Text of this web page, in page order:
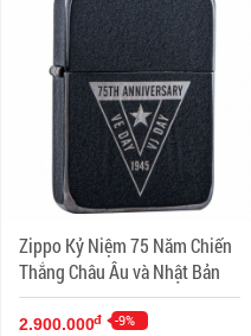
Zippo Kỷ Niệm 75 Năm Chiến
Thắng Châu Âu và Nhật Bản
2.900.000đ -9%